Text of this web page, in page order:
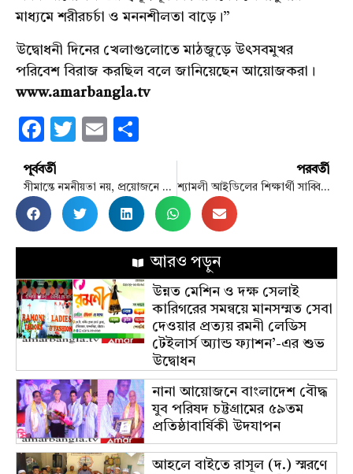
মাধ্যমে শরীরচর্চা ও মননশীলতা বাড়ে।”
উদ্বোধনী দিনের খেলাগুলোতে মাঠজুড়ে উৎসবমুখর
পরিবেশ বিরাজ করছিল বলে জানিয়েছেন আয়োজকরা।
www.amarbangla.tv
Facebook
Twitter
Email
পূর্ববর্তী
সীমান্তে নমনীয়তা নয়, প্রয়োজনে জীবন দিবে বিজিবি: মহাপরিচালক
পরবর্তী
শ্যামলী আইডিলের শিক্ষার্থী সাব্বির হত্যায় গ্রেপ্তার না হলে কঠোর কর্মসূচির হুমকি
আরও পড়ুন
উন্নত মেশিন ও দক্ষ সেলাই
কারিগরের সমন্বয়ে মানসম্মত সেবা
দেওয়ার প্রত্যয় রমনী লেডিস
টেইলার্স অ্যান্ড ফ্যাশন’-এর শুভ
উদ্বোধন
নানা আয়োজনে বাংলাদেশ বৌদ্ধ
যুব পরিষদ চট্টগ্রামের ৫৯তম
প্রতিষ্ঠাবার্ষিকী উদযাপন
আহলে বাইতে রাসূল (দ.) স্মরণে